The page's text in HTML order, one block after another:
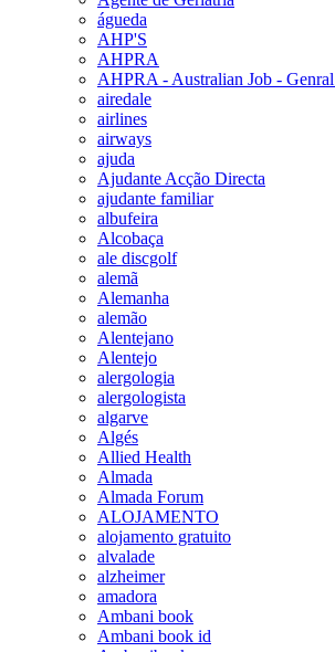
águeda
AHP'S
AHPRA
AHPRA - Australian Job -
airedale
airlines
airways
ajuda
Ajudante Acção Directa
ajudante familiar
albufeira
Alcobaça
ale discgolf
alemã
Alemanha
alemão
Alentejano
Alentejo
alergologia
alergologista
algarve
Algés
Allied Health
Almada
Almada Forum
ALOJAMENTO
alojamento gratuito
alvalade
alzheimer
amadora
Ambani book
Ambani book id